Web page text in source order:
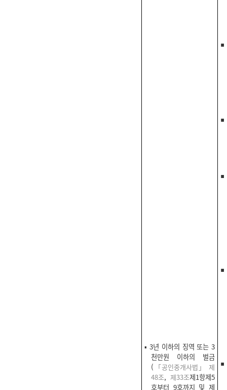
▪ 3년 이하의 징역 또는 3
천만원 이하의 벌금
( 「공인중개사법」 제
48조, 제33조제1항제5
호부터 9호까지 및 제